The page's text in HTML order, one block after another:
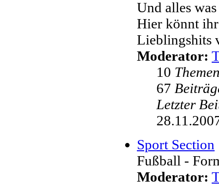
Und alles
Hier könnt
Lieblingshits
Moderator:
10
67
Letzter
Sport Section
Fußball -
Moderator: